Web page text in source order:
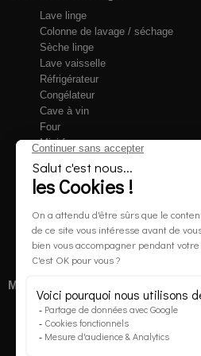
Lave linge
Colonne de lavage / séchage
Sèche linge
Lave vaisselle
Réfrigérateur
Congélateur
Cave à vin
Four
Mini four
Plaque de cuisson
Cuisinière
Hotte
Multimédia et Téléphonie
Informatique
Objets connectés
Téléphone